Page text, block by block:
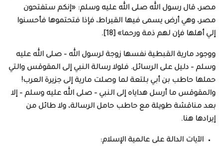
مصر، قال رسول الله صلى الله عليه وسلم: «إنكم ستفتحون
مصر، وهي أرض يسمى فيها القيراط، فإذا فتحتموها فأحسنوا
إلي أهلها فإن لهم ذمة ورحما» [18].
ووجود مارية القبطية نفسها زوجة لرسول الله – صلى الله عليه
وسلم – دليل على الرسائل. فلولا رسالة النبي إلى المقوقس والتي
حملها حاطب بن أبي بلتعة لما وصلت مارية إلى جزيرة العرب!
والمقوقس ما أرسل هداياه إلى النبي – صلى الله عليه وسلم – إلا
بعد مناقشة طويلة مع حاطب حامل الرسالة، ولا طائل من
إيرادها هنا.
الآيات الدالة على عالمية الإسلام: